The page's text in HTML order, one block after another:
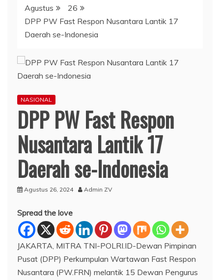
Agustus
26
DPP PW Fast Respon Nusantara Lantik 17
Daerah se-Indonesia
NASIONAL
DPP PW Fast Respon
Nusantara Lantik 17
Daerah se-Indonesia
Agustus 26, 2024 Admin ZV
Spread the love
JAKARTA, MITRA TNI-POLRI.ID-Dewan Pimpinan
Pusat (DPP) Perkumpulan Wartawan Fast Respon
Nusantara (PW.FRN) melantik 15 Dewan Pengurus